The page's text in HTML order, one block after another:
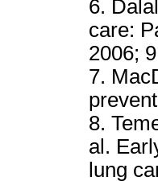
6.
care:
2006;
7.
8.
al.
lung